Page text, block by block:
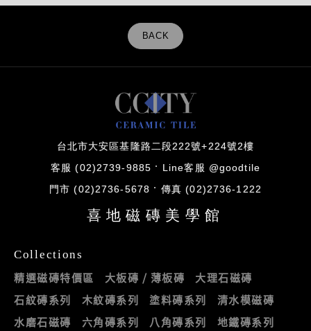
BACK
台北市大安區基隆路二段222號+224號2樓
客服 (02)2739-9885 Line客服 @goodtile
門市 (02)2736-5678 傳真 (02)2736-1222
喜地磁磚美學館
Collections
精選磁磚特價區 大板磚 / 薄板磚
大理石磁磚
石紋磚系列
木紋磚系列 塗料磚系列
清水模磁磚
水磨石磁磚
六角磚系列 八角磚系列
地鐵磚系列